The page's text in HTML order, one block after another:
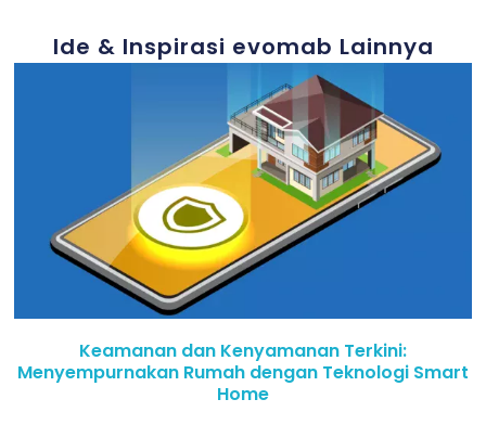
Ide & Inspirasi evomab Lainnya
Keamanan dan Kenyamanan Terkini:
Menyempurnakan Rumah dengan Teknologi Smart
Home